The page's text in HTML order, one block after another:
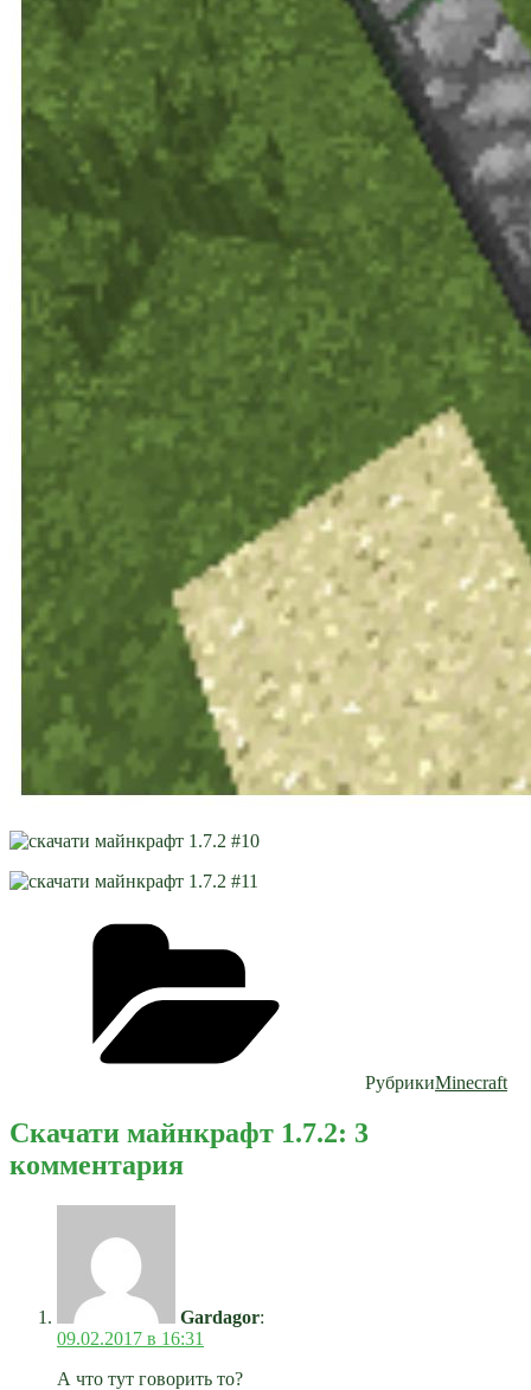
РубрикиMinecraft
Скачати майнкрафт 1.7.2: 3
комментария
Gardagor:
09.02.2017 в 16:31
А что тут говорить то?